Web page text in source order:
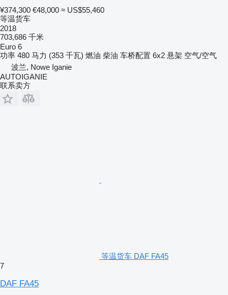
¥374,300 €48,000 ≈ US$55,460
等温货车
2018
703,686 千米
Euro 6
功率 480 马力 (353 千瓦) 燃油 柴油 车桥配置 6x2 悬架 空气/空气
波兰, Nowe Iganie
AUTOIGANIE
联系卖方
等温货车 DAF FA45
7
DAF FA45